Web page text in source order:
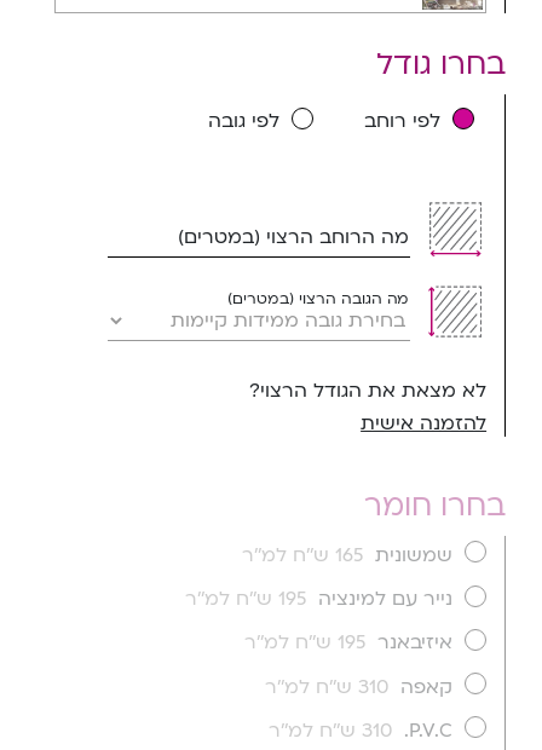
בחרו גודל
לפי רוחב לפי גובה
מה הרוחב הרצוי (במטרים)
מה הגובה הרצוי (במטרים)
לא מצאת את הגודל הרצוי?
להזמנה אישית
בחרו חומר
שמשונית 165 ש''ח למ''ר
נייר עם למינציה 195 ש''ח למ''ר
איזיבאנר 195 ש''ח למ''ר
קאפה 310 ש''ח למ''ר
P.V.C.
310 ש''ח למ''ר